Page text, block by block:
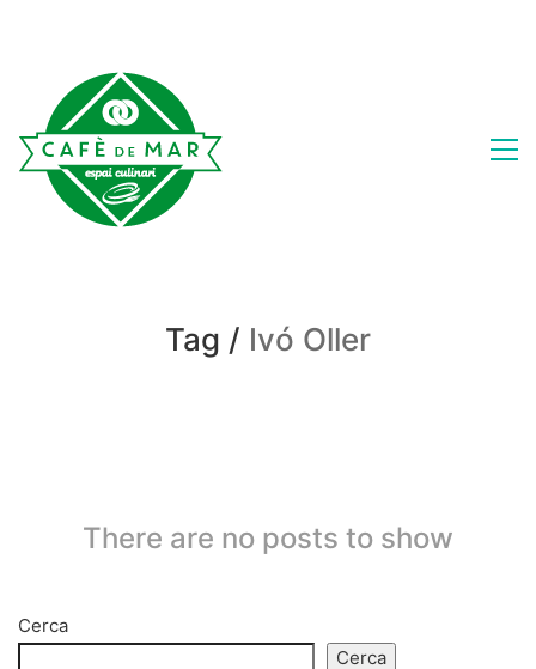
Tag / Ivó Oller
There are no posts to show
Cerca
Cerca